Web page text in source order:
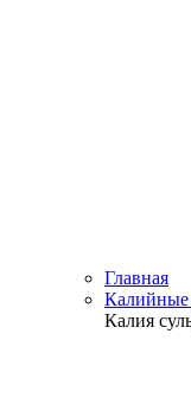
Главная
Калийные
Калия